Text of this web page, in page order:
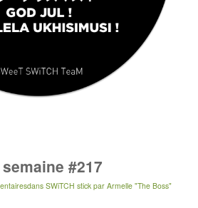
#217
dans SWiTCH stick par Armelle "The Boss"